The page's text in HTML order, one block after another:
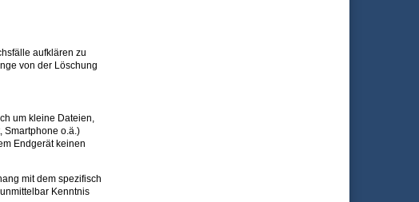
aufklären zu
von der Löschung
um kleine Dateien,
Smartphone o.ä.)
Endgerät keinen
mit dem spezifisch
Kenntnis